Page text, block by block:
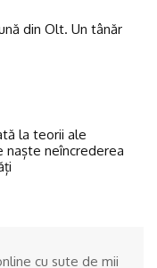
din Olt. Un tânăr
la teorii ale
naște neîncrederea
cu sute de mii